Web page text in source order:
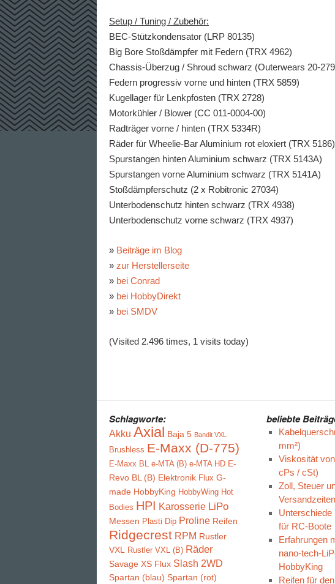
Setup / Tuning / Zubehör:
BEC-Stützkondensator (LRP 80135)
Big Bore Stoßdämpfer mit Federn (TRX 4962)
Chassis-Überzug / Shroud schwarz (Outerwears 20-
Federn progressiv vorne und hinten (TRX 5859)
Kugellager für Lenkpfosten (TRX 2728)
Motorkühler / Blower (CC 011-0004-00)
Radträger vorne / hinten (TRX 5334R)
Räder für Wheelie-Bar Aluminium rot eloxiert (TRX 5186)
Spurstangen hinten Aluminium schwarz (TRX 5143A)
Spurstangen vorne Aluminium schwarz (TRX 5141A)
Stoßdämpferschutz (2 x Robitronic 27034)
Unterbodenschutz hinten schwarz (TRX 4938)
Unterbodenschutz vorne schwarz (TRX 4937)
» Beiträge im Blog
» zur Herstellerseite
» bei Conrad
» bei HobbyDirekt
» bei SMDV
(Visited 2.496 times, 1 visits today)
Schlagworte:
Akku Axial Baja 5 Bandit VXL
Brushless E-Maxx (D-775)
E-Maxx BL e-MTA (B) e-MTA HD E-
Revo BL (B) Elektronik Flux G-
made HobbyKing HobbyWing Hot
Bodies HPI Karosserie LiPo
Messen Plasti Dip Proline Reifen
Ridgecrest RPM Rustler
VXL
Rustler VXL (B) Räder
Savage XS Flux Slash 2WD
Spartan (blau) Spartan (rot)
beliebte
mm²)
Viskosität
cPs / cSt)
Zoll, Steuer
Unterschiede
für RC-Boote
Erfahrungen
nano-tech-
HobbyKing
Reifen für